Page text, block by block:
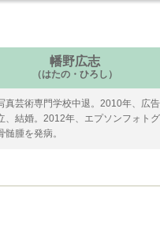
幡野広志
（はたの・ひろし）
芸術専門学校中退。2010年、広
結婚。2012年、エプソンフォト
腫を発病。